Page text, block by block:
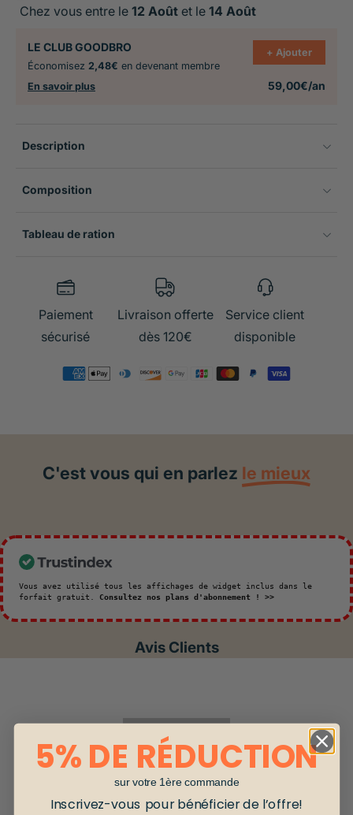
Chez vous entre le 12 Août et le 14 Août
LE CLUB GOODBRO
Économisez 2,48€ en devenant membre
En savoir plus
+ Ajouter
59,00€/an
Description
Composition
Tableau de ration
Paiement
sécurisé
Livraison offerte
dès 120€
Service client
disponible
C'est vous qui en parlez le mieux
Vous avez utilisé tous les affichages de widget inclus dans le
forfait gratuit. Consultez nos plans d'abonnement ! >>
Avis Clients
5% DE RÉDUCTION
sur votre 1ère commande
Inscrivez-vous pour bénéficier de l’offre!